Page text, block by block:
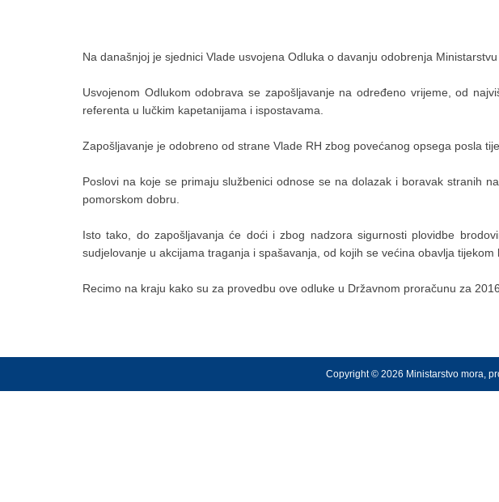
Na današnjoj je sjednici Vlade usvojena Odluka o davanju odobrenja
Usvojenom Odlukom odobrava se zapošljavanje na određeno vrijeme, od
referenta u lučkim kapetanijama i ispostavama.
Zapošljavanje je odobreno od strane Vlade RH zbog povećanog opsega posla
Poslovi na koje se primaju službenici odnose se na dolazak i boravak stranih
pomorskom dobru.
Isto tako, do zapošljavanja će doći i zbog nadzora sigurnosti plovidbe
sudjelovanje u akcijama traganja i spašavanja, od kojih se većina obavlja tijekom
Recimo na kraju kako su za provedbu ove odluke u Državnom proračunu za
Copyright © 2026 Ministarstvo mora,